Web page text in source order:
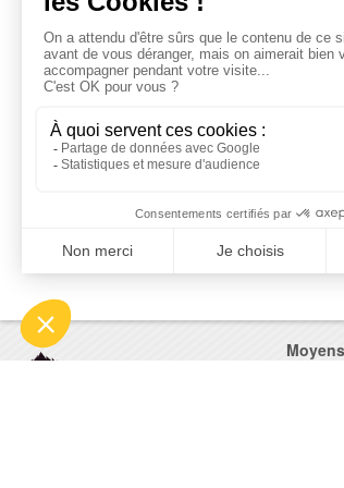
France en pompes de relevage,
chauffage, suppression, forage,
Nous assuronsla vente, la
dépannage
, tout en travaillant avec